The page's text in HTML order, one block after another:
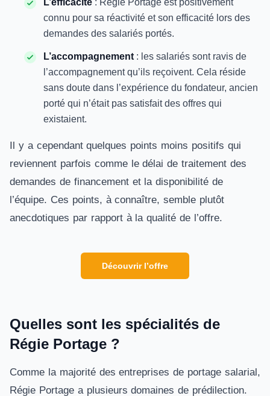
L’efficacité : Régie Portage est positivement
connu pour sa réactivité et son efficacité lors des
demandes des salariés portés.
L’accompagnement : les salariés sont ravis de
l’accompagnement qu’ils reçoivent. Cela réside
sans doute dans l’expérience du fondateur, ancien
porté qui n’était pas satisfait des offres qui
existaient.
Il y a cependant quelques points moins positifs qui
reviennent parfois comme le délai de traitement des
demandes de financement et la disponibilité de
l’équipe. Ces points, à connaître, semble plutôt
anecdotiques par rapport à la qualité de l’offre.
Découvrir l’offre
Quelles sont les spécialités de
Régie Portage ?
Comme la majorité des entreprises de portage salarial,
Régie Portage a plusieurs domaines de prédilection.